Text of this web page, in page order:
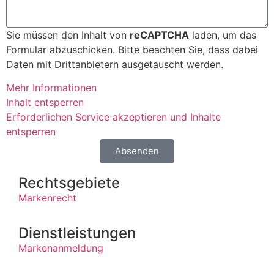
Sie müssen den Inhalt von reCAPTCHA laden, um das
Formular abzuschicken. Bitte beachten Sie, dass dabei
Daten mit Drittanbietern ausgetauscht werden.
Mehr Informationen
Inhalt entsperren
Erforderlichen Service akzeptieren und Inhalte
entsperren
Absenden
Rechtsgebiete
Markenrecht
Dienstleistungen
Markenanmeldung